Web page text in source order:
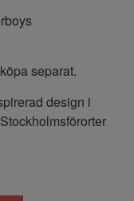
separat.
design i